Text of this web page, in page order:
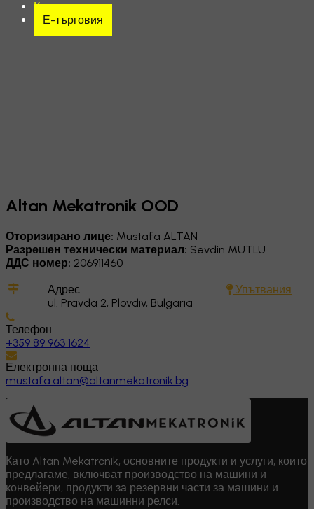
Контакт
Е-търговия
Altan Mekatronik OOD
Оторизирано лице: Mustafa ALTAN
Разрешен технически материал: Sevdin MUTLU
ДДС номер: 206911460
Адрес
ul. Pravda 2, Plovdiv, Bulgaria
Упътвания
Телефон
+359 89 963 1624
Електронна поща
mustafa.altan@altanmekatronik.bg
Като Altan Mekatronik, основните продукти и услуги, които
предлагаме, включват производство на машини и
конвейери, продукти за резервни части за машини и
производство на машинни релси.